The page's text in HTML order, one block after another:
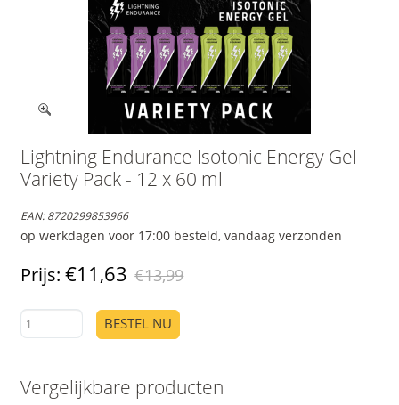
Lightning Endurance Isotonic Energy Gel
Variety Pack - 12 x 60 ml
EAN:8720299853966
op werkdagen voor 17:00 besteld, vandaag verzonden
Prijs: €11,63 €13,99
BESTEL NU
Vergelijkbare producten